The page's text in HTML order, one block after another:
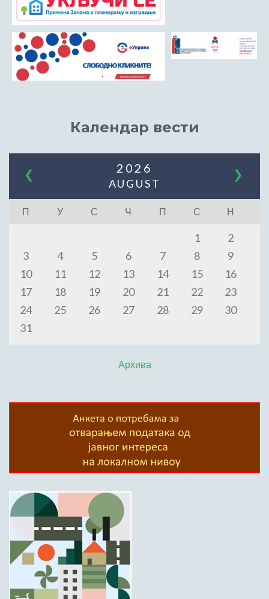
Календар вести
❮ ❯
2026
AUGUST
П У С Ч П С Н
1
2
3
4 5 6 7 8
9
10
11 12 13 14 15
16
17
18 19 20 21 22
23
24
25 26 27 28 29
30
31
Архива